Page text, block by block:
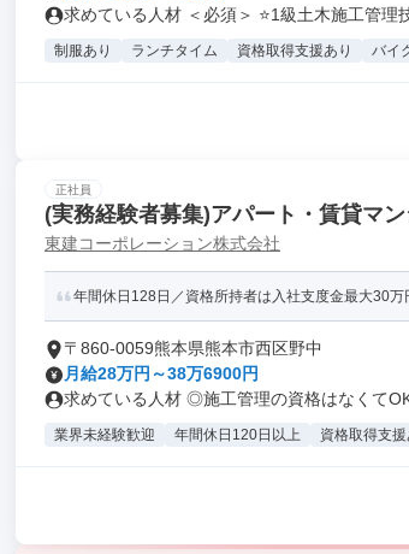
求めている人材 ＜必須＞ ⭐1級土木施工管理
制服あり ランチタイム 資格取得支援あり バイ
正社員
(実務経験者募集)アパート・賃貸マ
東建コーポレーション株式会社
年間休日128日／資格所持者は入社支度金最大30万
〒860-0059熊本県熊本市西区野中
月給28万円～38万6900円
求めている人材 ◎施工管理の資格はなくて
業界未経験歓迎 年間休日120日以上 資格取得支援